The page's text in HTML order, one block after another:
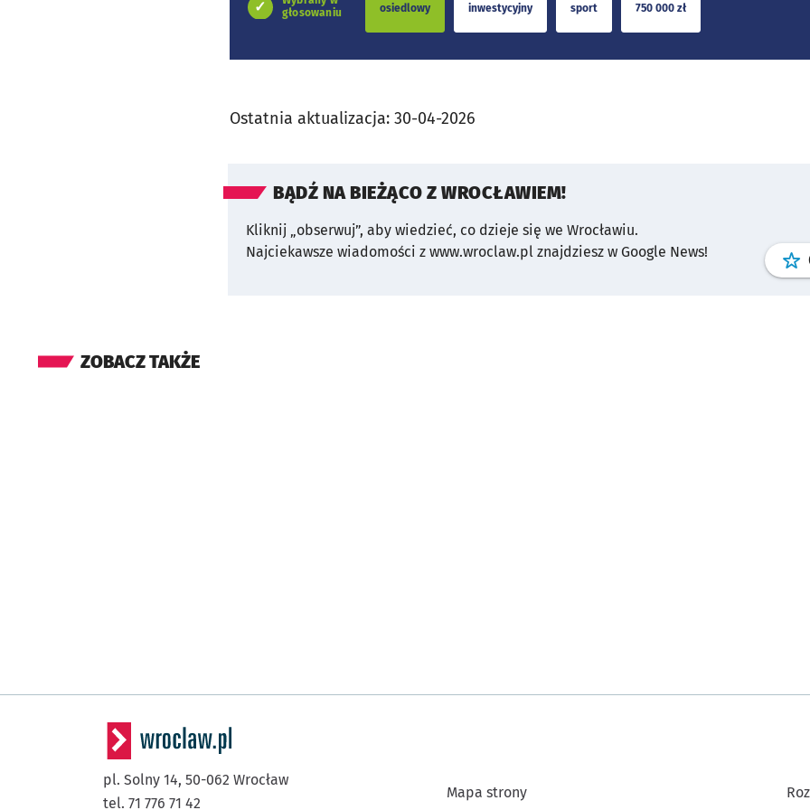
głosowaniu
osiedlowy inwestycyjny sport 750 000 zł
Ostatnia aktualizacja: 30-04-2026
BĄDŹ NA BIEŻĄCO Z WROCŁAWIEM!
Kliknij „obserwuj”, aby wiedzieć, co dzieje się we Wrocławiu.
Najciekawsze wiadomości z www.wroclaw.pl znajdziesz w Google News!
ZOBACZ TAKŻE
pl. Solny 14, 50-062 Wrocław
tel. 71 776 71 42
Mapa strony